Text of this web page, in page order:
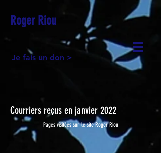
Roger Riou
Je fais un don >
Courriers reçus en janvier 2022
Pages visitées sur le site Roger Riou